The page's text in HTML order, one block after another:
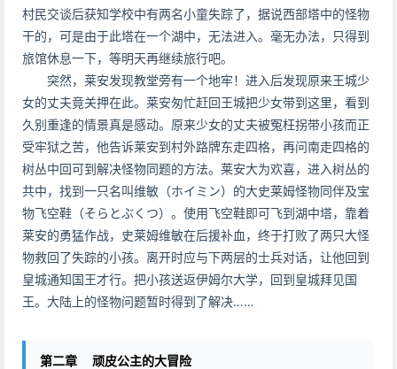
村民交谈后获知学校中有两名小童失踪了，据说西部塔中的怪物
干的，可是由于此塔在一个湖中，无法进入。毫无办法，只得到
旅馆休息一下，等明天再继续旅行吧。
突然，莱安发现教堂旁有一个地牢！进入后发现原来王城少
女的丈夫竟关押在此。莱安匆忙赶回王城把少女带到这里，看到
久别重逢的情景真是感动。原来少女的丈夫被冤枉拐带小孩而正
受牢狱之苦，他告诉莱安到村外路牌东走四格，再问南走四格的
树丛中回可到解决怪物同题的方法。莱安大为欢喜，进入树丛的
共中，找到一只名叫维敏（ホイミン）的大史莱姆怪物同伴及宝
物飞空鞋（そらとぶくつ）。使用飞空鞋即可飞到湖中塔，靠着
莱安的勇猛作战，史莱姆维敏在后援补血，终于打败了两只大怪
物救回了失踪的小孩。离开时应与下两层的士兵对话，让他回到
皇城通知国王才行。把小孩送返伊姆尔大学，回到皇城拜见国
王。大陆上的怪物问题暂时得到了解决……
第二章 顽皮公主的大冒险